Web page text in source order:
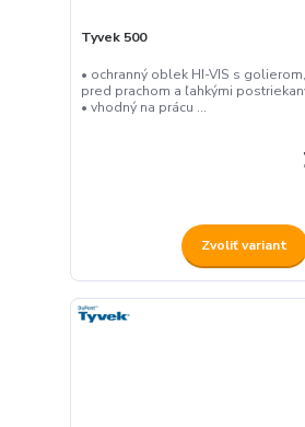
Tyvek 500
• ochranný oblek HI-VIS s
pred prachom a ľahkými
• vhodný na prácu ...
Zvoliť variant